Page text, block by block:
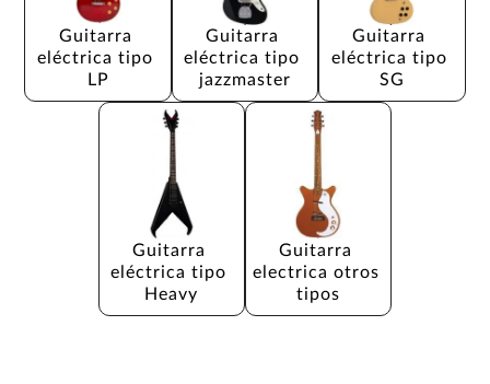
Guitarra
eléctrica tipo
LP
Guitarra
eléctrica tipo
jazzmaster
Guitarra
eléctrica tipo
SG
Guitarra
eléctrica tipo
Heavy
Guitarra
electrica otros
tipos